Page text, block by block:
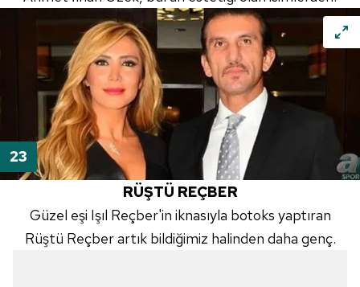
RÜŞTÜ REÇBER
Güzel eşi Işıl Reçber'in iknasıyla botoks yaptıran
Rüştü Reçberartık bildiğimiz halinden daha genç.